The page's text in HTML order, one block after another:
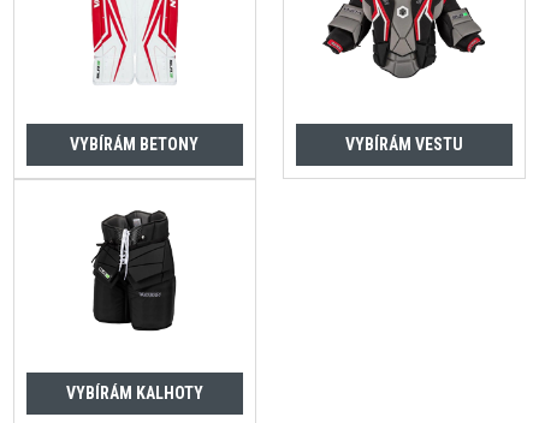
VYBÍRÁM BETONY VYBÍRÁM VESTU
VYBÍRÁM KALHOTY